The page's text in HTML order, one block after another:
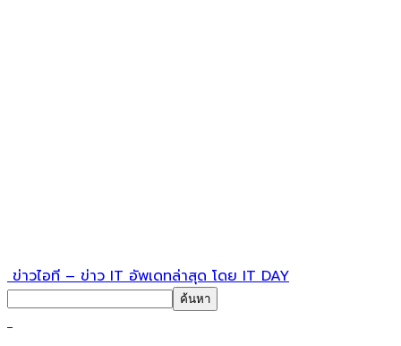
ข่าวไอที – ข่าว IT อัพเดทล่าสุด โดย IT DAY